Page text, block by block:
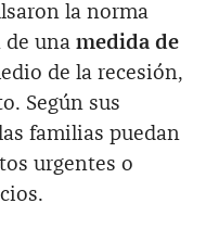
la norma
una medida de
de la recesión,
Según sus
familias puedan
urgentes o